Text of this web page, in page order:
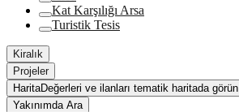
Kat Karşılığı Arsa
Turistik Tesis
Kiralık
Projeler
HaritaDeğerleri ve ilanları tematik haritada görün
Yakınımda Ara